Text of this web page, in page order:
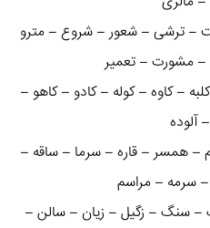
– ترشی – شعور – شروع – مترو
مشورت – تعمیر
– کاوه – کوله – کادو – کاهو –
آلوده
– همسر – قاره – سرما – ساقه –
سرمه – مراسم
– سنگ – زگیل – زیان – سالن –